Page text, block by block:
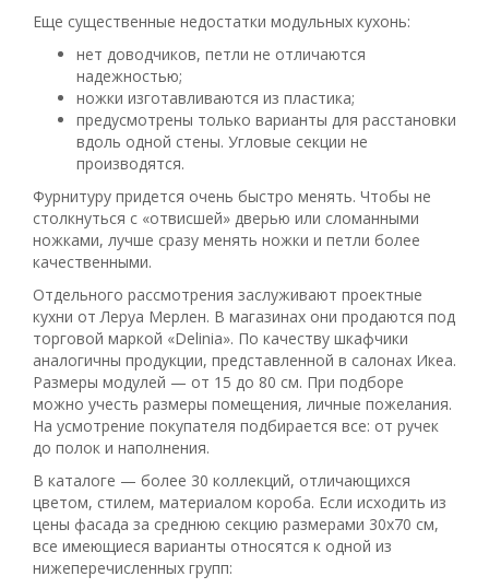
Еще существенные недостатки модульных кухонь:
нет доводчиков, петли не отличаются
надежностью;
ножки изготавливаются из пластика;
предусмотрены только варианты для расстановки
вдоль одной стены. Угловые секции не
производятся.
Фурнитуру придется очень быстро менять. Чтобы не
столкнуться с «отвисшей» дверью или сломанными
ножками, лучше сразу менять ножки и петли более
качественными.
Отдельного рассмотрения заслуживают проектные
кухни от Леруа Мерлен. В магазинах они продаются под
торговой маркой «Delinia». По качеству шкафчики
аналогичны продукции, представленной в салонах Икеа.
Размеры модулей — от 15 до 80 см. При подборе
можно учесть размеры помещения, личные пожелания.
На усмотрение покупателя подбирается все: от ручек
до полок и наполнения.
В каталоге — более 30 коллекций, отличающихся
цветом, стилем, материалом короба. Если исходить из
цены фасада за среднюю секцию размерами 30х70 см,
все имеющиеся варианты относятся к одной из
нижеперечисленных групп: